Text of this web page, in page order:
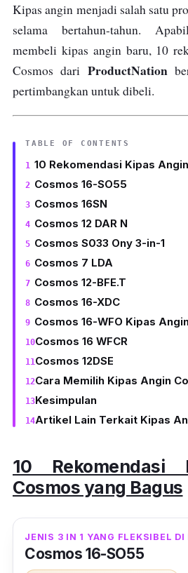
Kipas angin menjadi salah satu
selama bertahun-tahun.
membeli kipas angin baru, 10
Cosmos dari ProductNation
pertimbangkan untuk dibeli.
TABLE OF CONTENTS
10 Rekomendasi Kipas
Cosmos 16-SO55
Cosmos 16SN
Cosmos 12 DAR N
Cosmos S033 Ony 3-in-1
Cosmos 7 LDA
Cosmos 12-BFE.T
Cosmos 16-XDC
Cosmos 16-WFO Kipas
Cosmos 16 WFCR
Cosmos 12DSE
Cara Memilih Kipas Angin
Kesimpulan
Artikel Lain Terkait Kipas
10 Rekomendasi
Cosmos yang Bagus
JENIS 3 IN 1 YANG FLEKSIBEL
Cosmos 16-SO55